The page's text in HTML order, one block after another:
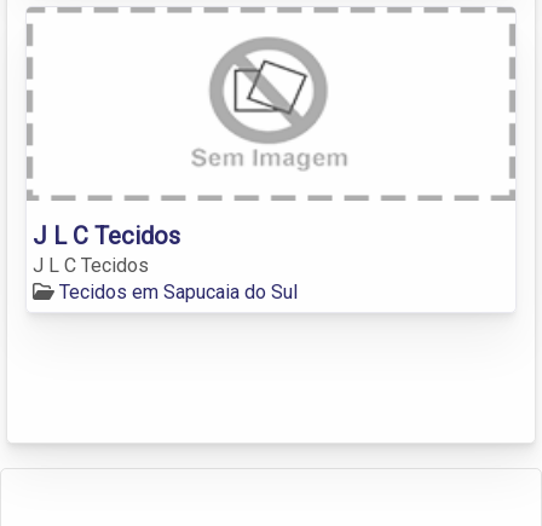
J L C Tecidos
J L C Tecidos
Tecidos em Sapucaia do Sul